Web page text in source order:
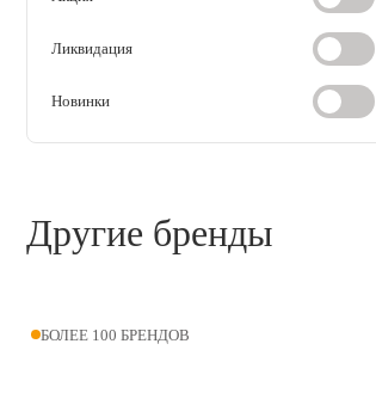
Хирургические инструменты
Ликвидация
Новинки
Другие бренды
БОЛЕЕ 100 БРЕНДОВ